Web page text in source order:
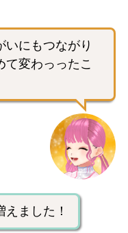
いにもつながり
て変わっったこ
ました！